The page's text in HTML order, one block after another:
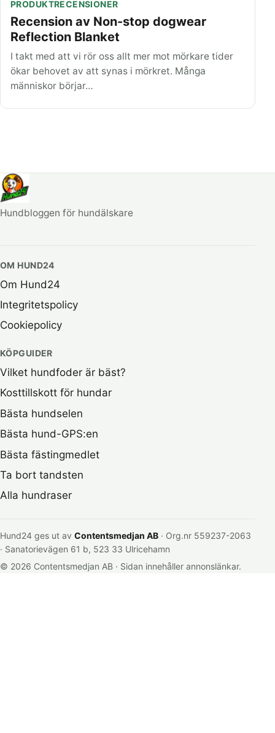
PRODUKTRECENSIONER
Recension av Non-stop dogwear
Reflection Blanket
I takt med att vi rör oss allt mer mot mörkare tider
ökar behovet av att synas i mörkret. Många
människor börjar…
Hundbloggen för hundälskare
OM HUND24
Om Hund24
Integritetspolicy
Cookiepolicy
KÖPGUIDER
Vilket hundfoder är bäst?
Kosttillskott för hundar
Bästa hundselen
Bästa hund-GPS:en
Bästa fästingmedlet
Ta bort tandsten
Alla hundraser
Hund24 ges ut av Contentsmedjan AB · Org.nr 559237-2063
· Sanatorievägen 61 b, 523 33 Ulricehamn
© 2026 Contentsmedjan AB · Sidan innehåller annonslänkar.